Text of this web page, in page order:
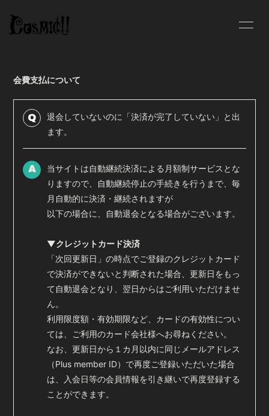
N
ログイン
会費支払について
Q
退会していないのに「決済が完了していない」と出
ます。
A
当サイトは自動継続決済による月額制サービスとな
りますので、自動継続停止の手続きを行うまで、毎
月自動的に決済・継続されますが
以下の場合に、自動退会となる場合がございます。
▼クレジットカード決済
「次回更新日」の時点でご登録のクレジットカード
で決済ができないと判断された場合、更新日をもっ
て自動退会となり、翌日からはご利用いただけませ
ん。
利用限度額・有効期限など、カードの有効性につい
ては、ご利用のカード会社様へお尋ねください。
なお、更新日から１カ月以内に同じメールアドレス
（Plus member ID）で再度ご登録いただいた場合
は、入会日等の会員情報を引き継いで再度登録する
ことができます。